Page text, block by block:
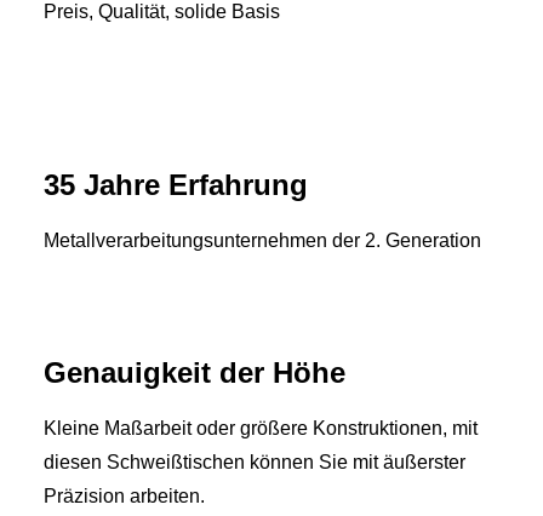
Preis, Qualität, solide Basis
35 Jahre Erfahrung
Metallverarbeitungsunternehmen der 2. Generation
Genauigkeit der Höhe
Kleine Maßarbeit oder größere Konstruktionen, mit
diesen Schweißtischen können Sie mit äußerster
Präzision arbeiten.